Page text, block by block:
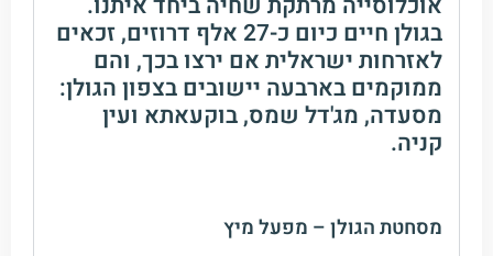
בגולן חיים כיום כ-27 אלף דרוזים, זכאים
לאזרחות ישראלית אם ירצו בכך, והם
ממוקמים בארבעה יישובים בצפון הגולן:
מסעדה, מג'דל שמס, בוקעאתא ועין
קניה.
מסחטת הגולן – מפעל מיץ